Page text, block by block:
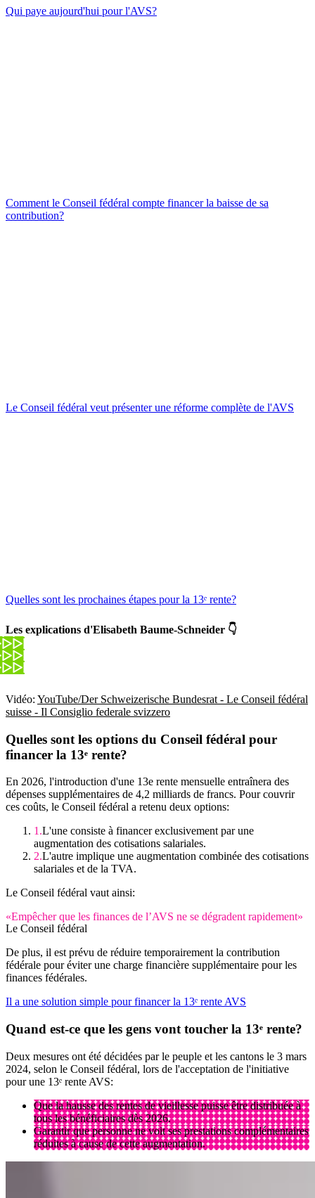
Qui paye aujourd'hui pour l'AVS?
Comment le Conseil fédéral compte financer la baisse de sa
contribution?
Le Conseil fédéral veut présenter une réforme complète de l'AVS
Quelles sont les prochaines étapes pour la 13ᵉ rente?
Les explications d'Elisabeth Baume-Schneider 👇
Vidéo: YouTube/Der Schweizerische Bundesrat - Le Conseil fédéral
suisse - Il Consiglio federale svizzero
Quelles sont les options du Conseil fédéral pour
financer la 13ᵉ rente?
En 2026, l'introduction d'une 13e rente mensuelle entraînera des
dépenses supplémentaires de 4,2 milliards de francs. Pour couvrir
ces coûts, le Conseil fédéral a retenu deux options:
L'une consiste à financer exclusivement par une
augmentation des cotisations salariales.
L'autre implique une augmentation combinée des cotisations
salariales et de la TVA.
Le Conseil fédéral vaut ainsi:
«Empêcher que les finances de l’AVS ne se dégradent rapidement»
Le Conseil fédéral
De plus, il est prévu de réduire temporairement la contribution
fédérale pour éviter une charge financière supplémentaire pour les
finances fédérales.
Il a une solution simple pour financer la 13ᵉ rente AVS
Quand est-ce que les gens vont toucher la 13ᵉ rente?
Deux mesures ont été décidées par le peuple et les cantons le 3 mars
2024, selon le Conseil fédéral, lors de l'acceptation de l'initiative
pour une 13ᵉ rente AVS:
Que la hausse des rentes de vieillesse puisse être distribuée à
tous les bénéficiaires dès 2026.
Garantir que personne ne voit ses prestations complémentaires
réduites à cause de cette augmentation.